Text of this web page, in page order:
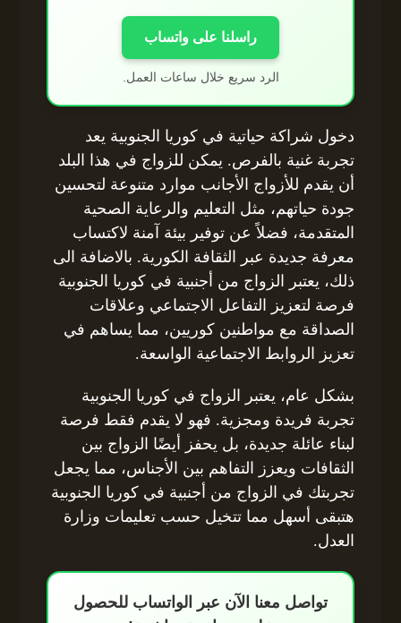
راسلنا على واتساب
الرد سريع خلال ساعات العمل.
دخول شراكة حياتية في كوريا الجنوبية يعد
تجربة غنية بالفرص. يمكن للزواج في هذا البلد
أن يقدم للأزواج الأجانب موارد متنوعة لتحسين
جودة حياتهم، مثل التعليم والرعاية الصحية
المتقدمة، فضلاً عن توفير بيئة آمنة لاكتساب
معرفة جديدة عبر الثقافة الكورية. بالاضافة الى
ذلك، يعتبر الزواج من أجنبية في كوريا الجنوبية
فرصة لتعزيز التفاعل الاجتماعي وعلاقات
الصداقة مع مواطنين كوريين، مما يساهم في
تعزيز الروابط الاجتماعية الواسعة.
بشكل عام، يعتبر الزواج في كوريا الجنوبية
تجربة فريدة ومجزية. فهو لا يقدم فقط فرصة
لبناء عائلة جديدة، بل يحفز أيضًا الزواج بين
الثقافات ويعزز التفاهم بين الأجناس، مما يجعل
تجربتك في الزواج من أجنبية في كوريا الجنوبية
هتبقى أسهل مما تتخيل حسب تعليمات وزارة
العدل.
تواصل معنا الآن عبر الواتساب للحصول